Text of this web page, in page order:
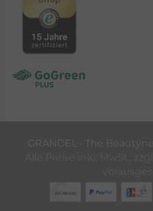
GRANDEL ‐ The